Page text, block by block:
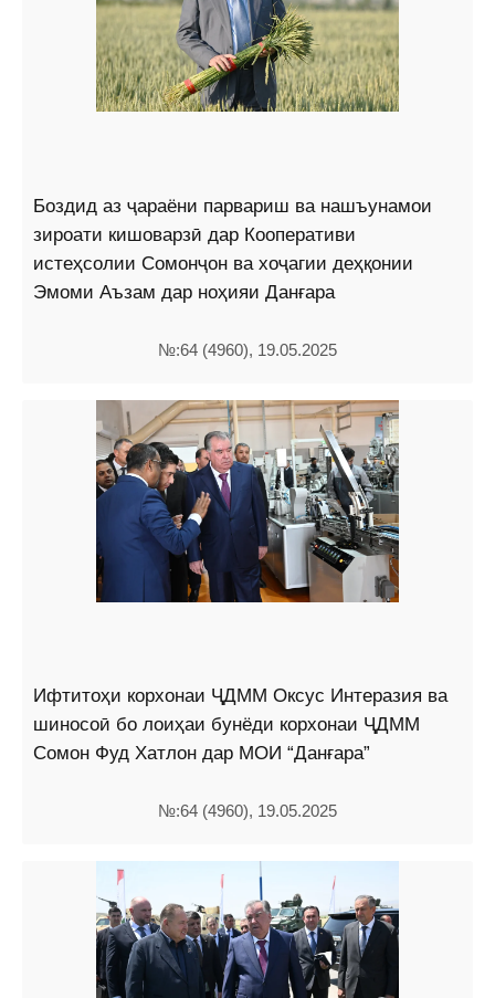
Боздид аз ҷараёни парвариш ва нашъунамои
зироати кишоварзӣ дар Кооперативи
истеҳсолии Сомонҷон ва хоҷагии деҳқонии
Эмоми Аъзам дар ноҳияи Данғара
№:64 (4960), 19.05.2025
Ифтитоҳи корхонаи ҶДММ Оксус Интеразия ва
шиносоӣ бо лоиҳаи бунёди корхонаи ҶДММ
Сомон Фуд Хатлон дар МОИ “Данғара”
№:64 (4960), 19.05.2025